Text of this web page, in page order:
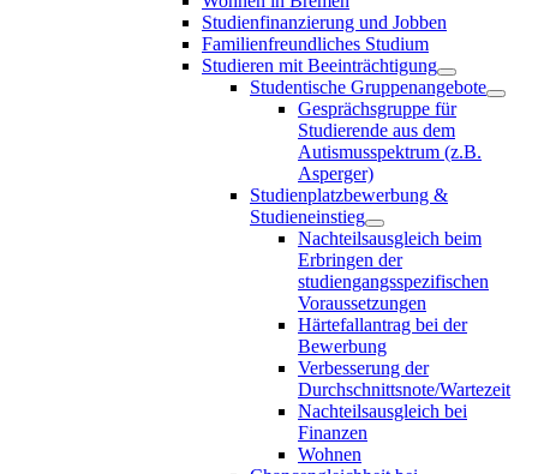
Studienfinanzierung und Jobben
Familienfreundliches Studium
Studieren mit Beeinträchtigung
Studentische Gruppenangebote
Gesprächsgruppe für
Studierende aus dem
Autismusspektrum (z.B.
Asperger)
Studienplatzbewerbung &
Studieneinstieg
Nachteilsausgleich beim
Erbringen der
studiengangsspezifischen
Voraussetzungen
Härtefallantrag bei der
Bewerbung
Verbesserung der
Durchschnittsnote/Wartezeit
Nachteilsausgleich bei
Finanzen
Wohnen